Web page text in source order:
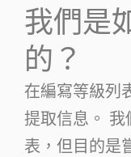
我們是
的？
在編寫等級列
提取信息。 我
表，但目的是